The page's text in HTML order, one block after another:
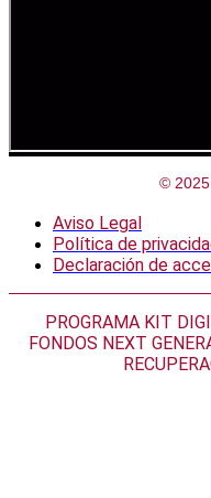
© 2025
Aviso Legal
Política de
Declaración de
PROGRAMA KIT
FONDOS NEXT